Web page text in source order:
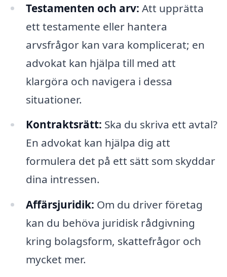
Testamenten och arv: Att upprätta
ett testamente eller hantera
arvsfrågor kan vara komplicerat; en
advokat kan hjälpa till med att
klargöra och navigera i dessa
situationer.
Kontraktsrätt: Ska du skriva ett avtal?
En advokat kan hjälpa dig att
formulera det på ett sätt som skyddar
dina intressen.
Affärsjuridik: Om du driver företag
kan du behöva juridisk rådgivning
kring bolagsform, skattefrågor och
mycket mer.